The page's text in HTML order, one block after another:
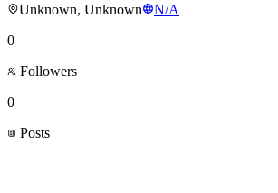
Unknown, Unknown
N/A
0
Followers
0
Posts